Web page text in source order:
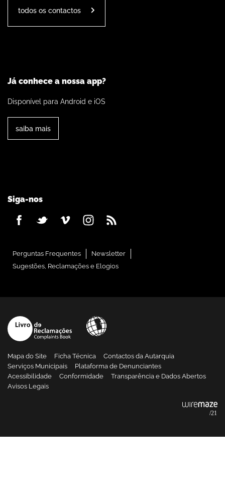
todos os contactos
Já conhece a nossa app?
Disponível para Android e iOS
saiba mais
Siga-nos
Perguntas Frequentes
Newsletter
Sugestões, Reclamações e Elogios
Mapa do Site Ficha Técnica
Contactos da Autarquia
Serviços Municipais
Plataforma de Denunciantes
Acessibilidade
Conformidade
Transparência e Dados Abertos
Avisos Legais